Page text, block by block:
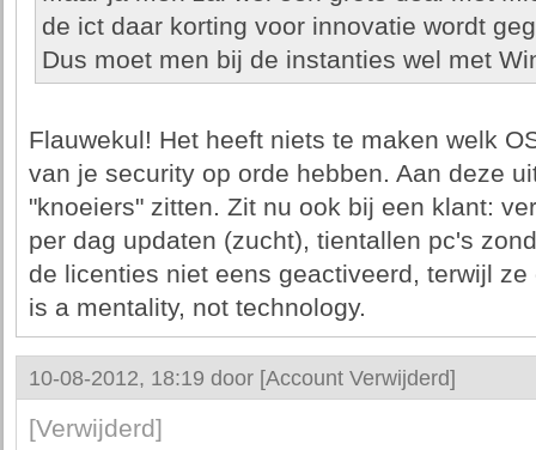
de ict daar korting voor innovatie wordt
Dus moet men bij de instanties wel met
Flauwekul! Het heeft niets te maken welk
van je security op orde hebben. Aan deze
"knoeiers" zitten. Zit nu ook bij een klant:
per dag updaten (zucht), tientallen pc's
de licenties niet eens geactiveerd, terwijl
is a mentality, not technology.
10-08-2012, 18:19 door [Account Verwijderd]
[Verwijderd]